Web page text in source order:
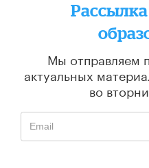
Мы отправляем
актуальных
во